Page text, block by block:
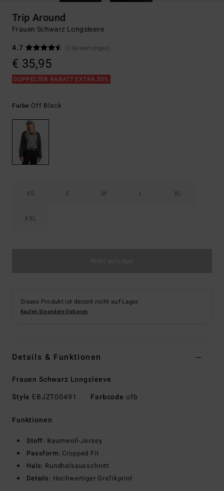
Trip Around
Frauen Schwarz Longsleeve
4.7
(3 Bewertungen)
€ 35,95
DOPPELTER RABATT EXTRA 25%
Farbe Off Black
XS S M L XL
XXL
Dieses Produkt ist derzeit nicht auf Lager.
Kaufen Sie andere Optionen
Details & Funktionen
Frauen Schwarz Longsleeve
Style EBJZT00491 Farbcode ofb
Funktionen
Stoff: Baumwoll-Jersey
Passform: Cropped Fit
Hals: Rundhalsausschnitt
Details: Hochwertiger Grafikprint